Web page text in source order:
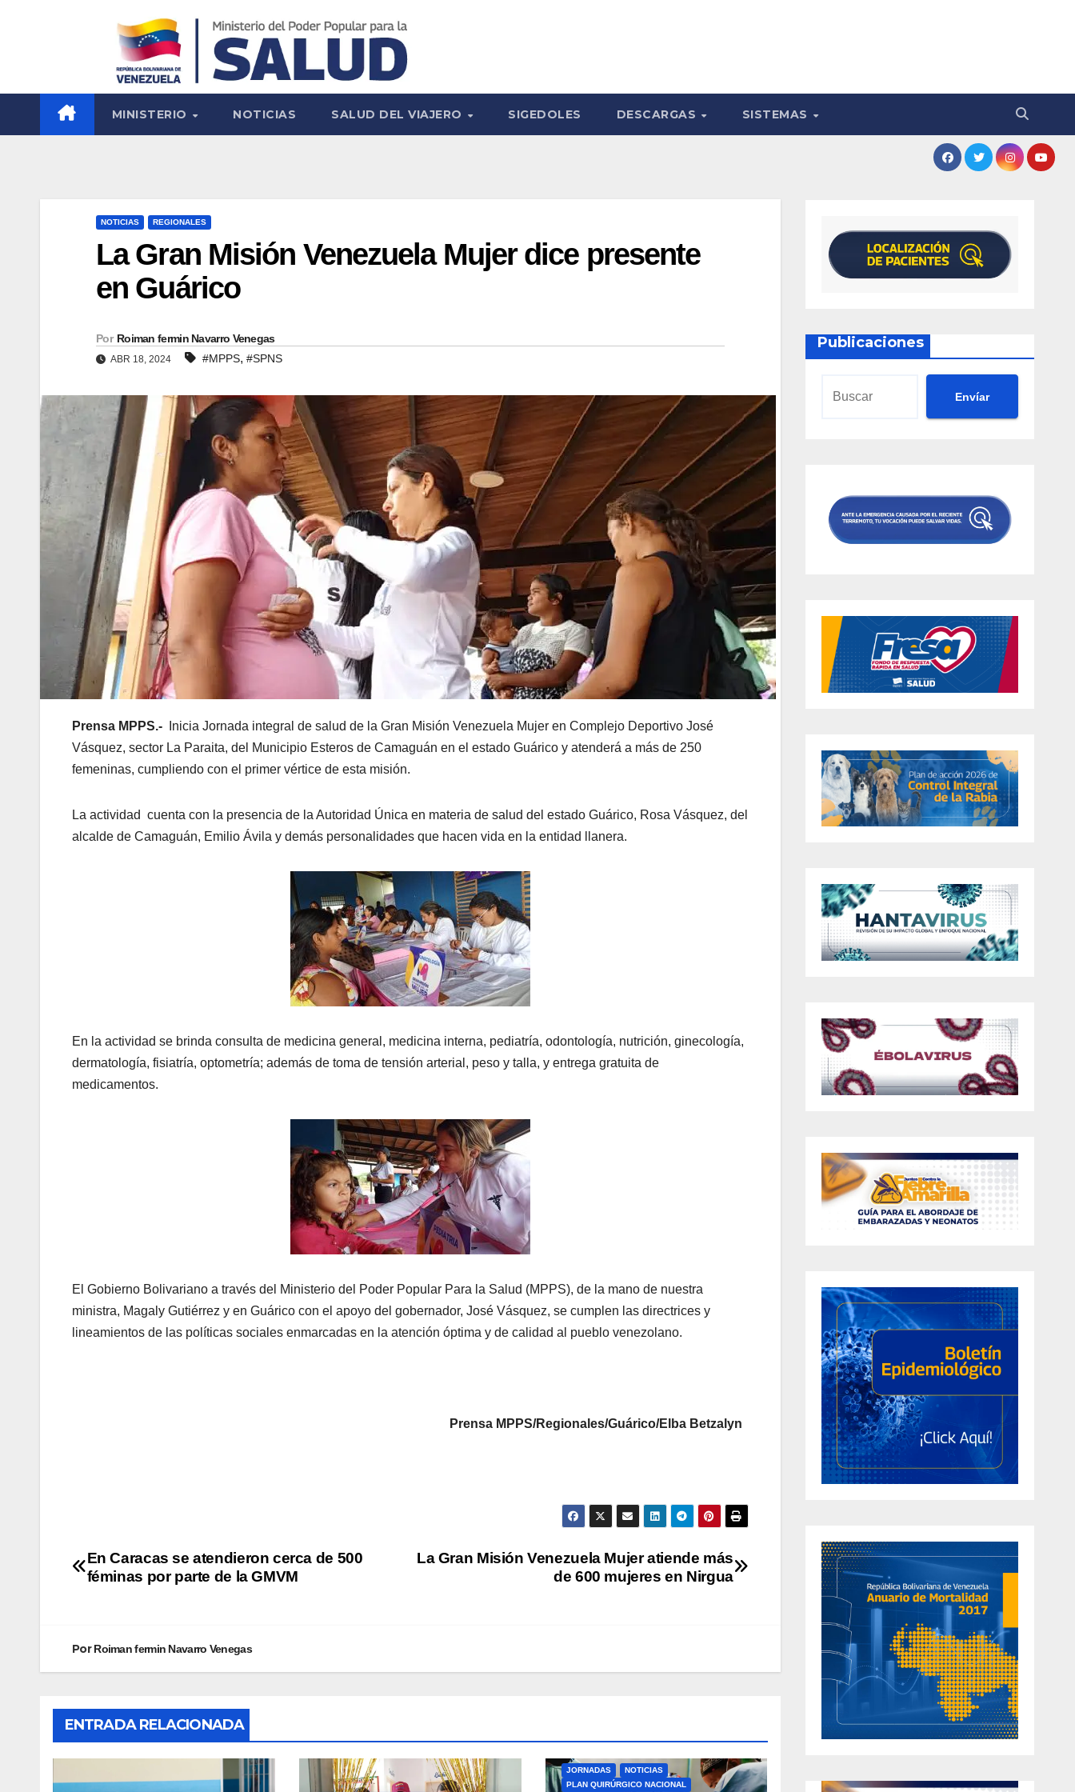
MINISTERIO NOTICIAS SALUD DEL VIAJERO SIGEDOLES DESCARGAS SISTEMAS
NOTICIAS REGIONALES
La Gran Misión Venezuela Mujer dice presente
en Guárico
Por Roiman fermin Navarro Venegas
ABR 18, 2024 #MPPS, #SPNS
Prensa MPPS.- Inicia Jornada integral de salud de la Gran Misión Venezuela Mujer en Complejo Deportivo José
Vásquez, sector La Paraita, del Municipio Esteros de Camaguán en el estado Guárico y atenderá a más de 250
femeninas, cumpliendo con el primer vértice de esta misión.
La actividad cuenta con la presencia de la Autoridad Única en materia de salud del estado Guárico, Rosa Vásquez, del
alcalde de Camaguán, Emilio Ávila y demás personalidades que hacen vida en la entidad llanera.
En la actividad se brinda consulta de medicina general, medicina interna, pediatría, odontología, nutrición, ginecología,
dermatología, fisiatría, optometría; además de toma de tensión arterial, peso y talla, y entrega gratuita de
medicamentos.
El Gobierno Bolivariano a través del Ministerio del Poder Popular Para la Salud (MPPS), de la mano de nuestra
ministra, Magaly Gutiérrez y en Guárico con el apoyo del gobernador, José Vásquez, se cumplen las directrices y
lineamientos de las políticas sociales enmarcadas en la atención óptima y de calidad al pueblo venezolano.
Prensa MPPS/Regionales/Guárico/Elba Betzalyn
La Gran Misión Venezuela Mujer atiende más
de 600 mujeres en Nirgua
En Caracas se atendieron cerca de 500
féminas por parte de la GMVM
PorRoiman fermin Navarro Venegas
ENTRADA RELACIONADA
JORNADAS
NOTICIAS
PLAN QUIRÚRGICO NACIONAL
Publicaciones
Envíar